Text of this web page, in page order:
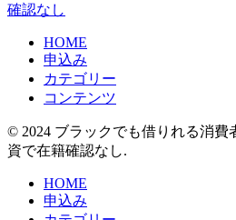
確認なし
HOME
申込み
カテゴリー
コンテンツ
© 2024 ブラックでも借りれる消費
資で在籍確認なし.
HOME
申込み